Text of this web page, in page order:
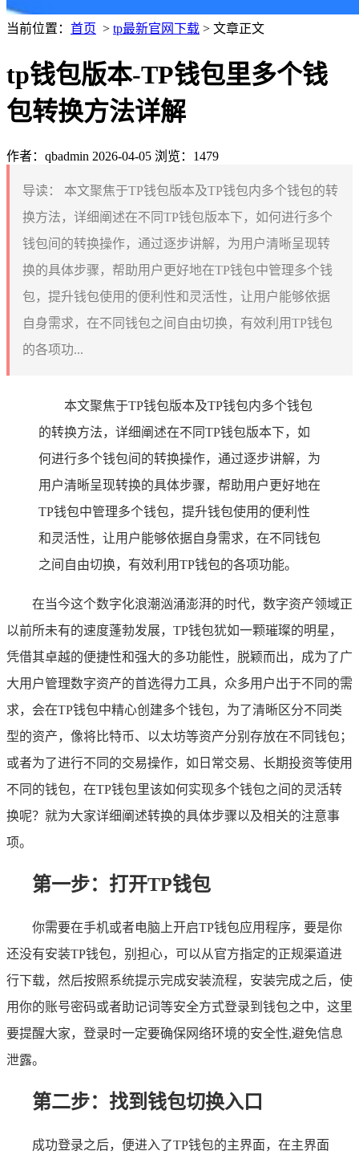
当前位置： 首页 > tp最新官网下载 > 文章正文
tp钱包版本-TP钱包里多个钱
包转换方法详解
作者：qbadmin 2026-04-05 浏览：1479
导读：
本文聚焦于TP钱包版本及TP钱包内多个钱包的转
换方法，详细阐述在不同TP钱包版本下，如何进行多个
钱包间的转换操作，通过逐步讲解，为用户清晰呈现转
换的具体步骤，帮助用户更好地在TP钱包中管理多个钱
包，提升钱包使用的便利性和灵活性，让用户能够依据
自身需求，在不同钱包之间自由切换，有效利用TP钱包
的各项功...
本文聚焦于TP钱包版本及TP钱包内多个钱包
的转换方法，详细阐述在不同TP钱包版本下，如
何进行多个钱包间的转换操作，通过逐步讲解，为
用户清晰呈现转换的具体步骤，帮助用户更好地在
TP钱包中管理多个钱包，提升钱包使用的便利性
和灵活性，让用户能够依据自身需求，在不同钱包
之间自由切换，有效利用TP钱包的各项功能。
在当今这个数字化浪潮汹涌澎湃的时代，数字资产领域正
以前所未有的速度蓬勃发展，TP钱包犹如一颗璀璨的明星，
凭借其卓越的便捷性和强大的多功能性，脱颖而出，成为了广
大用户管理数字资产的首选得力工具，众多用户出于不同的需
求，会在TP钱包中精心创建多个钱包，为了清晰区分不同类
型的资产，像将比特币、以太坊等资产分别存放在不同钱包；
或者为了进行不同的交易操作，如日常交易、长期投资等使用
不同的钱包，在TP钱包里该如何实现多个钱包之间的灵活转
换呢？就为大家详细阐述转换的具体步骤以及相关的注意事
项。
第一步：打开TP钱包
你需要在手机或者电脑上开启TP钱包应用程序，要是你
还没有安装TP钱包，别担心，可以从官方指定的正规渠道进
行下载，然后按照系统提示完成安装流程，安装完成之后，使
用你的账号密码或者助记词等安全方式登录到钱包之中，这里
要提醒大家，登录时一定要确保网络环境的安全性,避免信息
泄露。
第二步：找到钱包切换入口
成功登录之后，便进入了TP钱包的主界面，在主界面